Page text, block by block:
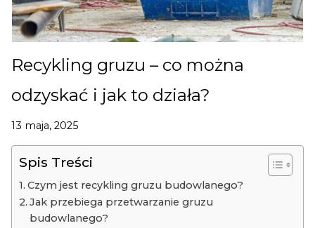
Recykling gruzu – co można
odzyskać i jak to działa?
13 maja, 2025
Spis Treści
Czym jest recykling gruzu budowlanego?
Jak przebiega przetwarzanie gruzu
budowlanego?